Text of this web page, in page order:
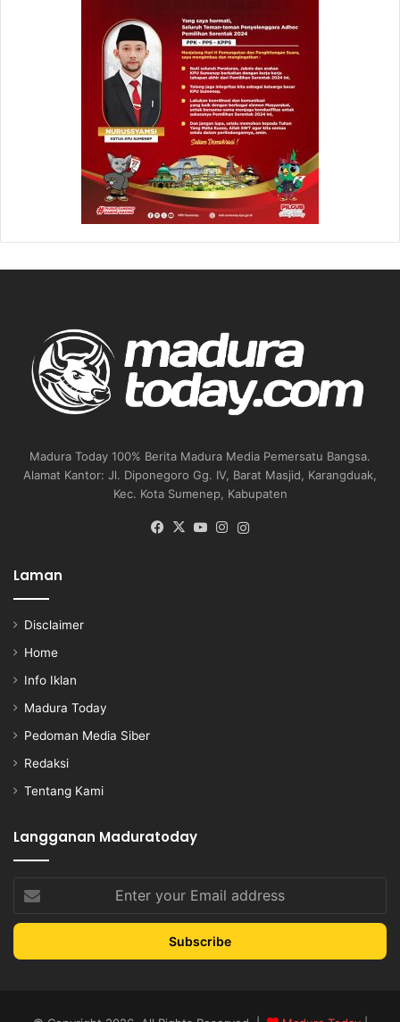
Madura Today 100% Berita Madura Media Pemersatu Bangsa.
Alamat Kantor: Jl. Diponegoro Gg. IV, Barat Masjid, Karangduak,
Kec. Kota Sumenep, Kabupaten
Facebook
X YouTubeInstagram
Laman
Disclaimer
Home
Info Iklan
Madura Today
Pedoman Media Siber
Redaksi
Tentang Kami
Langganan Maduratoday
your
Email